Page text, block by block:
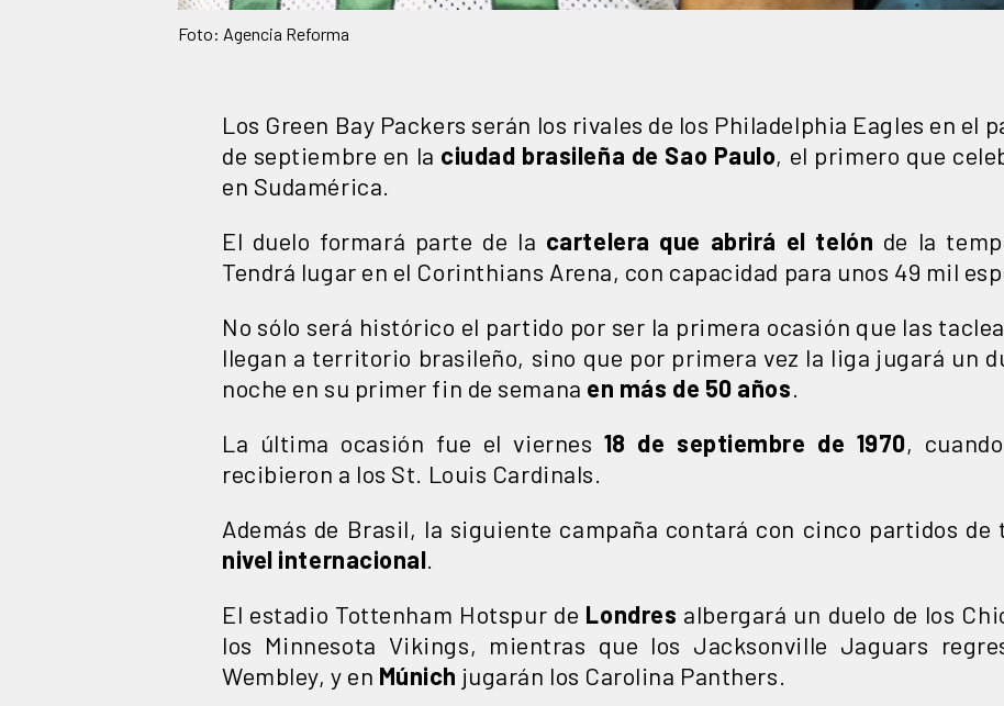
Foto: Agencia Reforma
Los Green Bay Packers serán los rivales de los Philadelphia Eagles en el
de septiembre en la ciudad brasileña de Sao Paulo, el primero que
en Sudamérica.
El duelo formará parte de la cartelera que abrirá el telón de la
Tendrá lugar en el Corinthians Arena, con capacidad para unos 49 mil
No sólo será histórico el partido por ser la primera ocasión que las
llegan a territorio brasileño, sino que por primera vez la liga jugará un
noche en su primer fin de semana en más de 50 años
La última ocasión fue el viernes 18 de septiembre de 1970,
recibieron a los St. Louis Cardinals.
Además de Brasil, la siguiente campaña contará con cinco partidos de
nivel internacional
El estadio Tottenham Hotspur de Londres albergará un duelo de los
los Minnesota Vikings, mientras que los Jacksonville Jaguars
Wembley, y en Múnich jugarán los Carolina Panthers.